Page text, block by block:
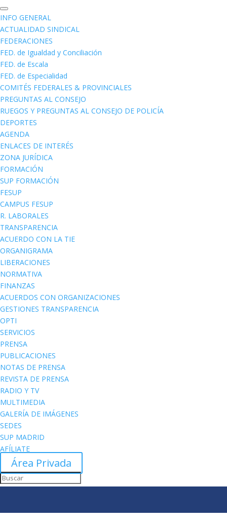
INFO GENERAL
ACTUALIDAD SINDICAL
FEDERACIONES
FED. de Igualdad y Conciliación
FED. de Escala
FED. de Especialidad
COMITÉS FEDERALES & PROVINCIALES
PREGUNTAS AL CONSEJO
RUEGOS Y PREGUNTAS AL CONSEJO DE POLICÍA
DEPORTES
AGENDA
ENLACES DE INTERÉS
ZONA JURÍDICA
FORMACIÓN
SUP FORMACIÓN
FESUP
CAMPUS FESUP
R. LABORALES
TRANSPARENCIA
ACUERDO CON LA TIE
ORGANIGRAMA
LIBERACIONES
NORMATIVA
FINANZAS
ACUERDOS CON ORGANIZACIONES
GESTIONES TRANSPARENCIA
OPTI
SERVICIOS
PRENSA
PUBLICACIONES
NOTAS DE PRENSA
REVISTA DE PRENSA
RADIO Y TV
MULTIMEDIA
GALERÍA DE IMÁGENES
SEDES
SUP MADRID
AFÍLIATE
Área Privada